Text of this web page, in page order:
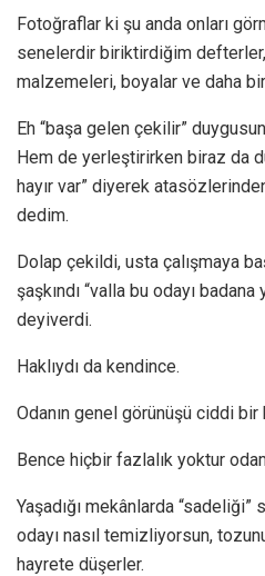
Fotoğraflar ki şu anda onları
senelerdir biriktirdiğim
malzemeleri, boyalar ve daha bir
Eh “başa gelen çekilir”
Hem de yerleştirirken biraz da
hayır var” diyerek
dedim.
Dolap çekildi, usta çalışmaya
şaşkındı “valla bu odayı badana
deyiverdi.
Haklıydı da kendince.
Odanın genel görünüşü ciddi bir
Bence hiçbir fazlalık yoktur
Yaşadığı mekânlarda “sadeliği”
odayı nasıl temizliyorsun,
hayrete düşerler.